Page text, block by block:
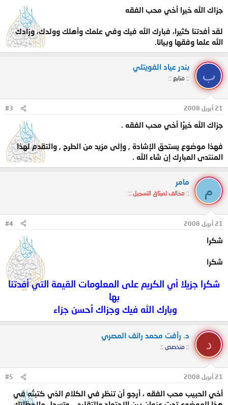
جزاك الله خيرا أخي محب الفقه
لقد أفدتنا كثيرا، فبارك الله فيك وفي علمك وأهلك وولدك، وزادك
الله علما وفقها وبيانا.
ب
بندر عياد الفويتلي
:: متابع ::
21 أبريل 2008 #3
جزاك الله خيرًا أخي محب الفقه .
فهذا موضوع يستحق الإشادة , وإلى مزيد من الطرح , والتقدم لهذا
المنتدى المبارك إن شاء الله .
م
مامر
:: مخالف لميثاق التسجيل ::
21 أبريل 2008 #4
شكرا
شكرا
شكرا جزيلا أي الكريم على المعلومات القيمة التي أفدتنا
بها
وبارك الله فيك وجزاك أحسن جزاء
د
د. رأفت محمد رائف المصري
:: متخصص ::
21 أبريل 2008 #5
أخي الحبيب محب الفقه ، أرجو أن تنظر في الكلام الذي كتبتُه في